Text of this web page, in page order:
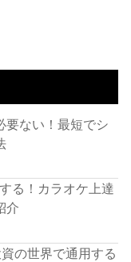
要ない！最短でシ
る！カラオケ上達
介
の世界で通用する